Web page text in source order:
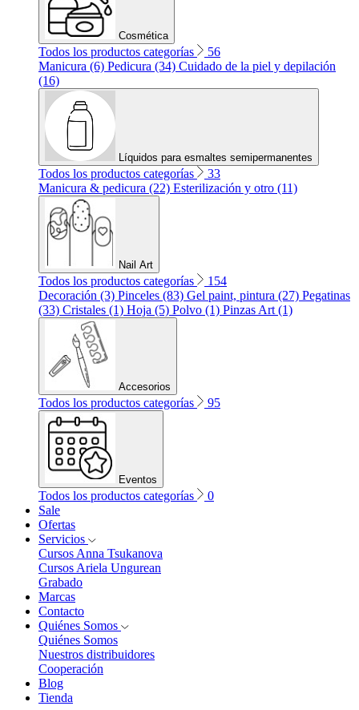
Cosmética
Todos los productos categorías
56
Manicura (6) Pedicura (34) Cuidado de la piel y depilación
(16)
Líquidos para esmaltes semipermanentes
Todos los productos categorías
33
Manicura & pedicura (22) Esterilización y otro (11)
Nail Art
Todos los productos categorías
154
Decoración (3) Pinceles (83) Gel paint, pintura (27) Pegatinas
(33) Cristales (1) Hoja (5) Polvo (1) Pinzas Art (1)
Accesorios
Todos los productos categorías 95
Eventos
Todos los productos categorías
0
Sale
Ofertas
Servicios
Cursos Anna Tsukanova
Cursos Ariela Ungurean
Grabado
Marcas
Contacto
Quiénes Somos
Quiénes Somos
Nuestros distribuidores
Cooperación
Blog
Tienda